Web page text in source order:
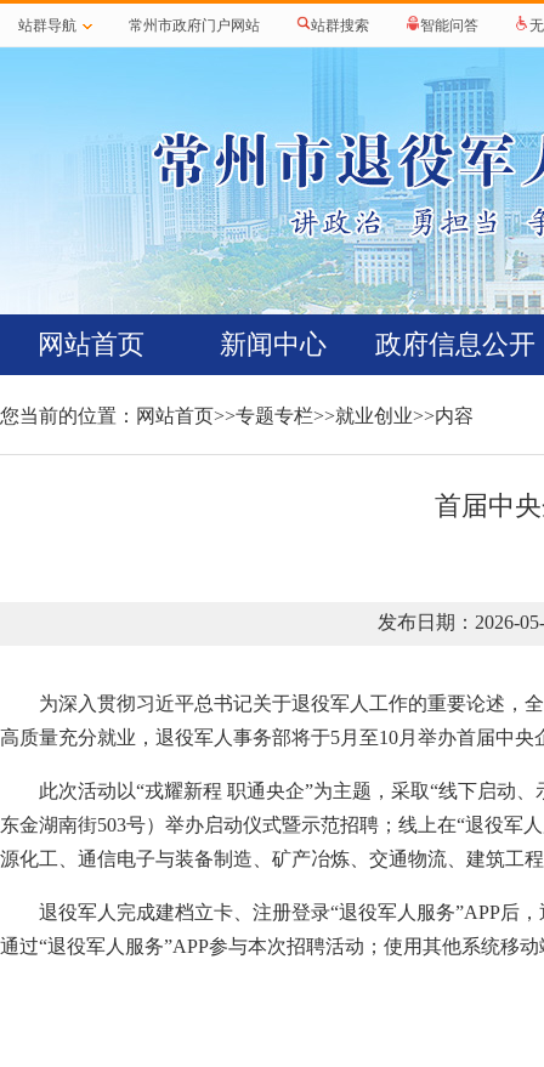
站群导航 常州市政府门户网站 站群搜索 智能问答
网站首页 新闻中心 政府信息公开
您当前的位置： 网站首页>>专题专栏>>就业创业>>内容
首届中
发布日期：2026-
为深入贯彻习近平总书记关于退役军人工作的重要论述，
高质量充分就业，退役军人事务部将于5月至10月举办首届中
此次活动以“戎耀新程 职通央企”为主题，采取“线下启动
东金湖南街503号）举办启动仪式暨示范招聘；线上在“退役军
源化工、通信电子与装备制造、矿产冶炼、交通物流、建筑工
退役军人完成建档立卡、注册登录“退役军人服务”APP后
通过“退役军人服务”APP参与本次招聘活动；使用其他系统移